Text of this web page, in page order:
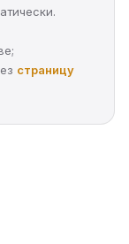
страницу